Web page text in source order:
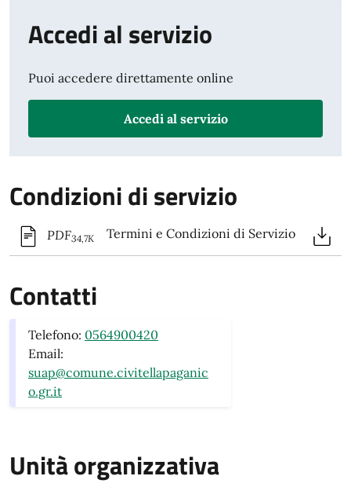
Accedi al servizio
Puoi accedere direttamente online
Accedi al servizio
Condizioni di servizio
PDF34,7K Termini e Condizioni di Servizio
Contatti
Telefono: 0564900420
Email:
suap@comune.civitellapaganic
o.gr.it
Unità organizzativa